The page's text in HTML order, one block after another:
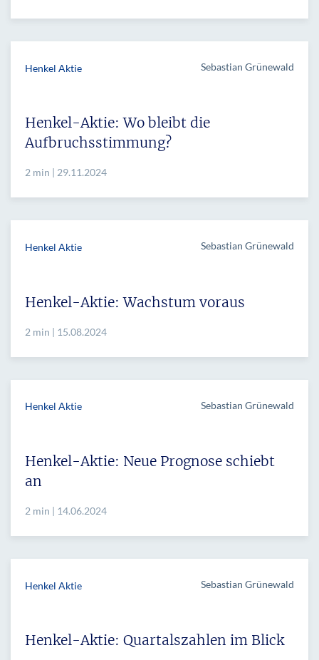
Henkel Aktie Sebastian Grünewald
Henkel-Aktie: Wo bleibt die
Aufbruchsstimmung?
2 min | 29.11.2024
Henkel Aktie Sebastian Grünewald
Henkel-Aktie: Wachstum voraus
2 min | 15.08.2024
Henkel Aktie Sebastian Grünewald
Henkel-Aktie: Neue Prognose schiebt
an
2 min | 14.06.2024
Henkel Aktie Sebastian Grünewald
Henkel-Aktie: Quartalszahlen im Blick